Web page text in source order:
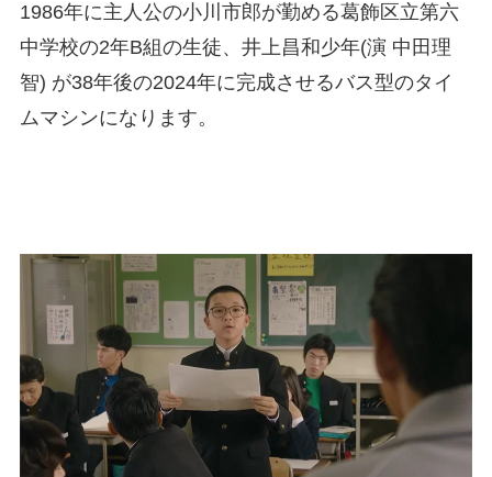
1986年に主人公の小川市郎が勤める葛飾区立第六
中学校の2年B組の生徒、井上昌和少年(演 中田理
智) が38年後の2024年に完成させるバス型のタイ
ムマシンになります。